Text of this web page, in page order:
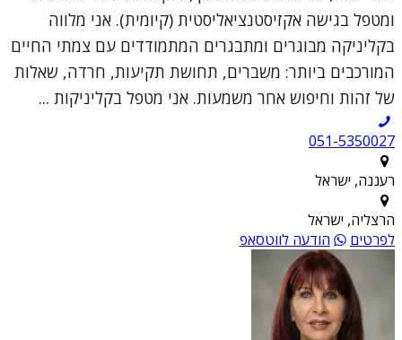
ומטפל בגישה אקזיסטנציאליסטית (קיומית). אני מלווה
בקליניקה מבוגרים ומתבגרים המתמודדים עם צמתי החיים
המורכבים ביותר: משברים, תחושת תקיעות, חרדה, שאלות
של זהות וחיפוש אחר משמעות. אני מטפל בקליניקות ...
051-5350027
רעננה, ישראל
הרצליה, ישראל
לפרטים
הודעה לווטסאפ